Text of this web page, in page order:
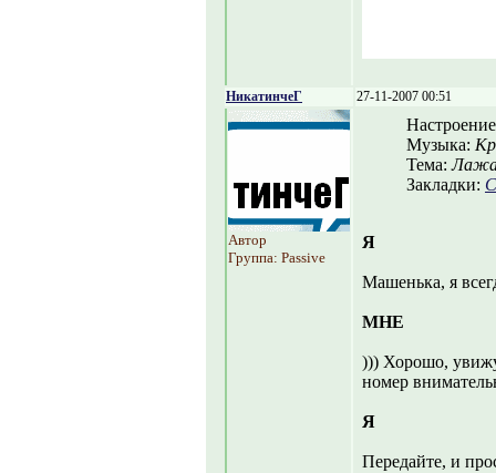
НикатинчеГ 27-11-2007 00:51
Автор
Группа: Passive
Музыка:
Тема:
Закладки:
Я
Машенька, я
МНЕ
))) Хорошо,
номер
Я
Передайте, и